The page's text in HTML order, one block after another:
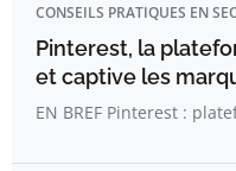
CONSEILS PRATIQUES EN
Pinterest, la
et captive les
EN BREF Pinterest :